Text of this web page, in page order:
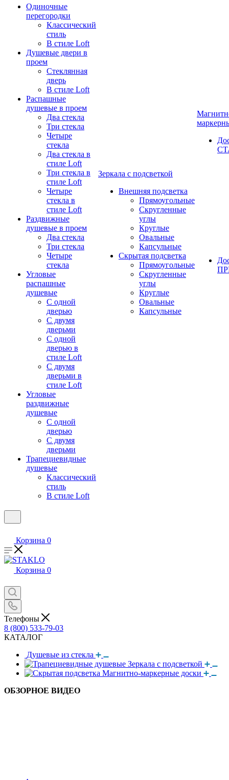
Одиночные
перегородки
Классический
стиль
В стиле Loft
Душевые двери в
проем
Стеклянная
дверь
В стиле Loft
Распашные
душевые в проем
Два стекла
Три стекла
Четыре
стекла
Два стекла в
стиле Loft
Три стекла в
стиле Loft
Четыре
стекла в
стиле Loft
Раздвижные
душевые в проем
Два стекла
Три стекла
Четыре
стекла
Угловые
распашные
душевые
С одной
дверью
С двумя
дверьми
С одной
дверью в
стиле Loft
С двумя
дверьми в
стиле Loft
Угловые
раздвижные
душевые
С одной
дверью
С двумя
дверьми
Трапециевидные
душевые
Классический
стиль
В стиле Loft
Зеркала с подсветкой
Внешняя подсветка
Прямоугольные
Скругленные
углы
Круглые
Овальные
Капсульные
Скрытая подсветка
Прямоугольные
Скругленные
углы
Круглые
Овальные
Капсульные
Корзина 0
Корзина 0
Телефоны
8 (800) 533-79-03
КАТАЛОГ
Душевые из стекла
Зеркала с подсветкой
Магнитно-маркерные доски
ОБЗОРНОЕ ВИДЕО